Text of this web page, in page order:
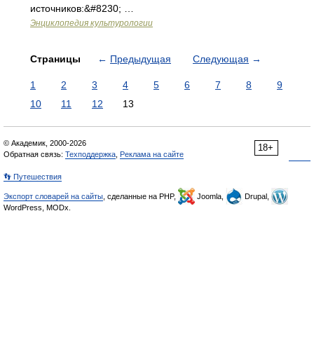
источников:&#8230; …
Энциклопедия культурологии
Страницы ← Предыдущая Следующая →
1 2 3 4 5 6 7 8
9
10
11 12 13
18+
© Академик, 2000-2026
Обратная связь: Техподдержка Реклама на сайте
👣 Путешествия
Экспорт словарей на сайты , сделанные на PHP, Joomla,
Drupal,
WordPress, MODx.